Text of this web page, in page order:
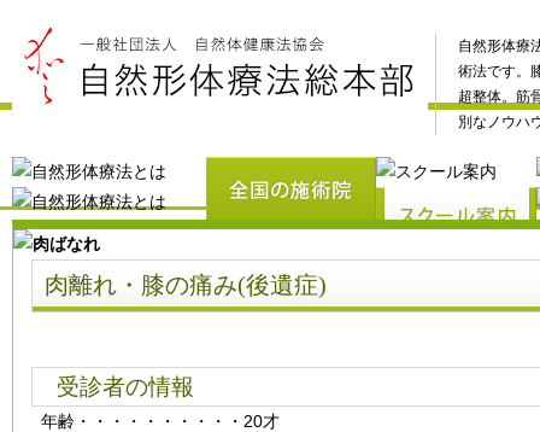
自然形体療
術法です。
超整体。筋
別なノウハ
肉離れ・膝の痛み(後遺症)
受診者の情報
年齢 ・・・・・・・・・・ 20才